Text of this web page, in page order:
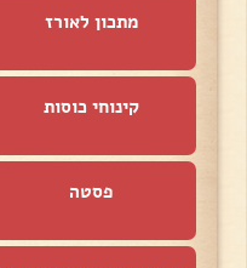
מתכון לאורז
קינוחי כוסות
פסטה